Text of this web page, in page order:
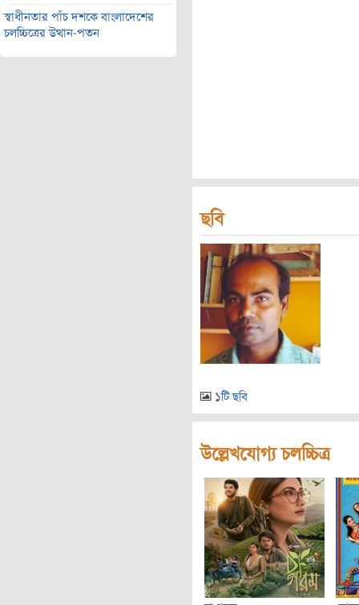
স্বাধীনতার পাঁচ দশকে বাংলাদেশের
চলচ্চিত্রের উত্থান-পতন
ছবি
১টি ছবি
উল্লেখযোগ্য চলচ্চিত্র